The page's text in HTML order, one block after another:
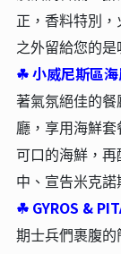
正，香料特別
之外留給您的是
☘︎小威尼斯區海
著氣氛絕佳的
廳，享用海鮮
可口的海鮮，
中、宣告米克諾
☘︎ GYROS &
期士兵們裹腹